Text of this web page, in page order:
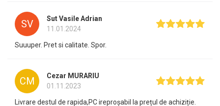
SV
Sut Vasile Adrian
11.01.2024
Suuuper. Pret si calitate. Spor.
CM
Cezar MURARIU
01.11.2023
Livrare destul de rapida,PC ireproșabil la prețul de achiziție.